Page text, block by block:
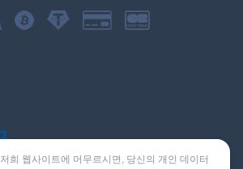
저희 웹사이트에 머무르시면, 당신의 개인 데이터